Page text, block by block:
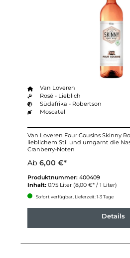
Van Loveren
Rosé - Lieblich
Südafrika - Robertson
Moscatel
Van Loveren Four Cousins Skinny
lieblichem Stil und umgarnt die
Cranberry-Noten
Ab 6,00 €*
Produktnummer: 400409
Inhalt: 0.75 Liter (8,00 €* / 1 Liter)
Sofort verfügbar, Lieferzeit: 1-3 Tage
Details